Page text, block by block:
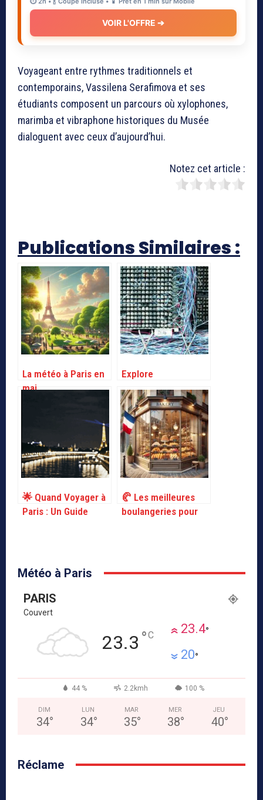
VOIR L'OFFRE ➔
Voyageant entre rythmes traditionnels et
contemporains, Vassilena Serafimova et ses
étudiants composent un parcours où xylophones,
marimba et vibraphone historiques du Musée
dialoguent avec ceux d’aujourd’hui.
Notez cet article :
Publications Similaires :
La météo à Paris en
mai
Explore
🌟 Quand Voyager à
Paris : Un Guide
🥐 Les meilleures
boulangeries pour
Météo à Paris
PARIS
Couvert
23.3 °C 23.4°
20°
44 % 2.2kmh 100 %
DIM
34°
LUN
34°
MAR
35°
MER
38°
JEU
40°
Réclame